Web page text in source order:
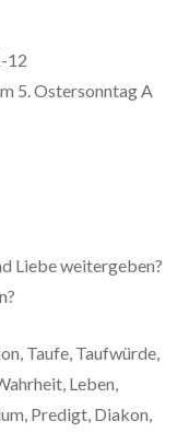
12
5. Ostersonntag A
Liebe weitergeben?
Taufe, Taufwürde,
Leben,
Predigt, Diakon,